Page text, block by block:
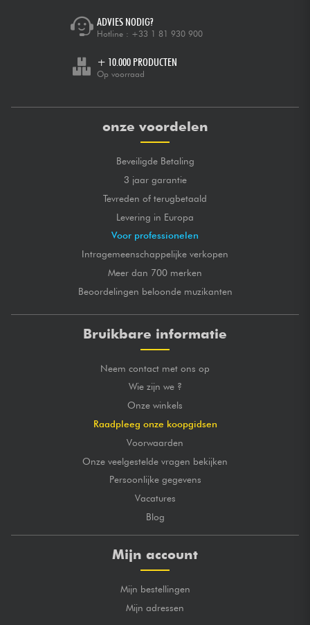
ADVIES NODIG?
Hotline : +33 1 81 930 900
+ 10.000 PRODUCTEN
Op voorraad
onze voordelen
Beveiligde Betaling
3 jaar garantie
Tevreden of terugbetaald
Levering in Europa
Voor professionelen
Intragemeenschappelijke verkopen
Meer dan 700 merken
Beoordelingen beloonde muzikanten
Bruikbare informatie
Neem contact met ons op
Wie zijn we ?
Onze winkels
Raadpleeg onze koopgidsen
Voorwaarden
Onze veelgestelde vragen bekijken
Persoonlijke gegevens
Vacatures
Blog
Mijn account
Mijn bestellingen
Mijn adressen